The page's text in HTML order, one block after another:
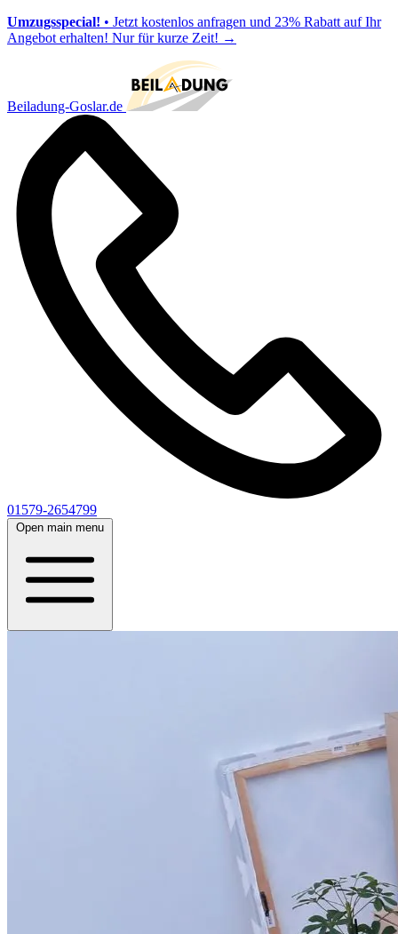
Umzugsspecial! • Jetzt kostenlos anfragen und 23% Rabatt auf Ihr
Angebot erhalten! Nur für kurze Zeit! →
Beiladung-Goslar.de
01579-2654799
Open main menu